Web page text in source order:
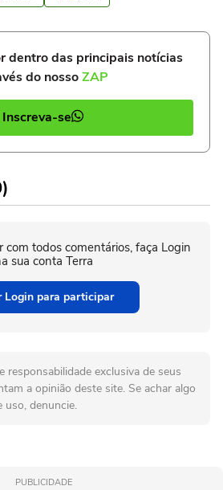
dentro das principais notícias
do nossoZAP
Inscreva-se
com todos comentários, faça Login
sua conta Terra
Login para participar
responsabilidade exclusiva de seus
a opinião deste site. Se achar algo
uso, denuncie.
PUBLICIDADE